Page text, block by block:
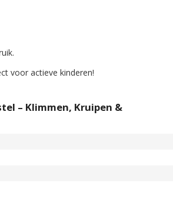
voor actieve kinderen!
– Klimmen, Kruipen &